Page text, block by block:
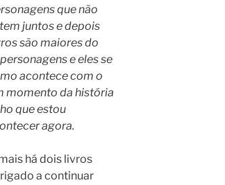
que não
juntos e depois
são maiores do
e eles se
acontece com o
momento da história
que estou
agora.
há dois livros
a continuar